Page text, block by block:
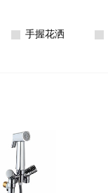
手握花洒